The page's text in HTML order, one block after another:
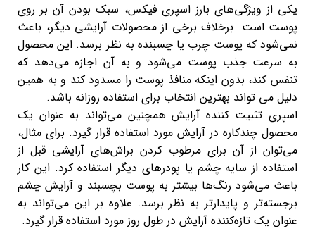
یکی از ویژگی‌های بارز اسپری فیکس، سبک بودن آن بر روی
پوست است. برخلاف برخی از محصولات آرایشی دیگر، باعث
نمی‌شود که پوست چرب یا چسبنده به نظر برسد. این محصول
به سرعت جذب پوست می‌شود و به آن اجازه می‌دهد که
تنفس کند، بدون اینکه منافذ پوست را مسدود کند و به همین
دلیل می تواند بهترین انتخاب برای استفاده روزانه باشد.
اسپری تثبیت کننده آرایش همچنین می‌تواند به عنوان یک
محصول چندکاره در آرایش مورد استفاده قرار گیرد. برای مثال،
می‌توان از آن برای مرطوب کردن براش‌های آرایشی قبل از
استفاده از سایه چشم یا پودرهای دیگر استفاده کرد. این کار
باعث می‌شود رنگ‌ها بیشتر به پوست بچسبند و آرایش چشم
برجسته‌تر و پایدارتر به نظر برسد. علاوه بر این می‌تواند به
عنوان یک تازه‌کننده آرایش در طول روز مورد استفاده قرار گیرد.